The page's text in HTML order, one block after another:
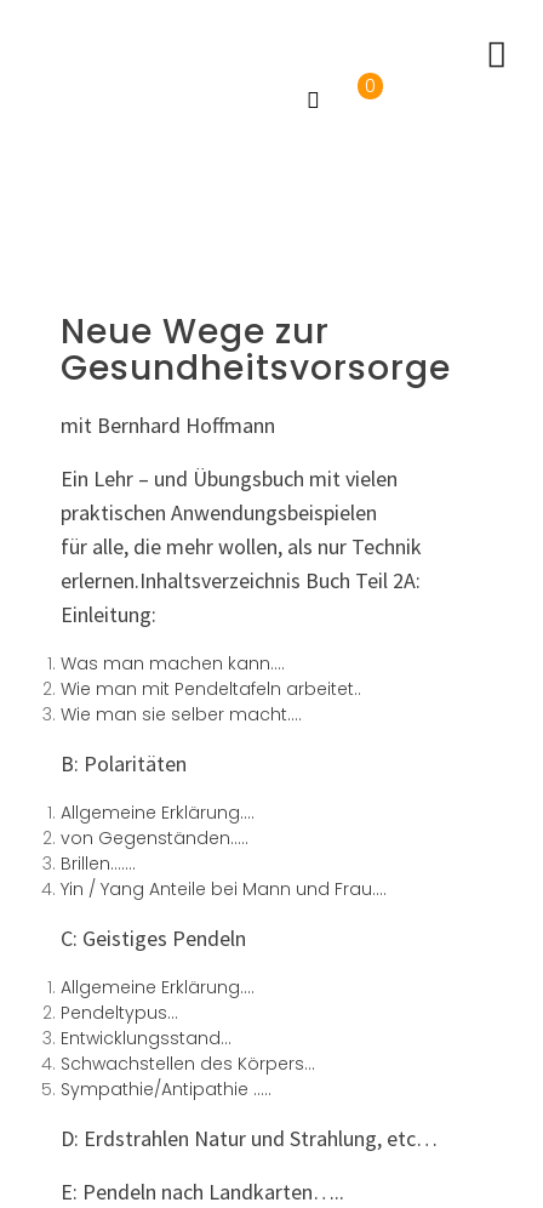
0
Neue Wege zur
Gesundheitsvorsorge
mit Bernhard Hoffmann
Ein Lehr – und Übungsbuch mit vielen
praktischen Anwendungsbeispielen
für alle, die mehr wollen, als nur Technik
erlernen.Inhaltsverzeichnis Buch Teil 2A:
Einleitung:
Was man machen kann….
Wie man mit Pendeltafeln arbeitet..
Wie man sie selber macht….
B: Polaritäten
Allgemeine Erklärung….
von Gegenständen…..
Brillen…….
Yin / Yang Anteile bei Mann und Frau….
C: Geistiges Pendeln
Allgemeine Erklärung….
Pendeltypus…
Entwicklungsstand…
Schwachstellen des Körpers…
Sympathie/Antipathie …..
D: Erdstrahlen Natur und Strahlung, etc…
E: Pendeln nach Landkarten…..